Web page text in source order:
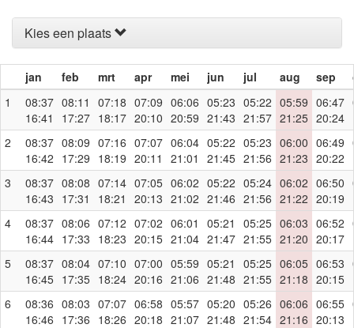
Kies een plaats
jan feb mrt apr mei jun jul aug sep
1
08:37
16:41
08:11
17:27
07:18
18:17
07:09
20:10
06:06
20:59
05:23
21:43
05:22
21:57
05:59
21:25
06:47
20:24
2
08:37
16:42
08:09
17:29
07:16
18:19
07:07
20:11
06:04
21:01
05:22
21:45
05:23
21:56
06:00
21:23
06:49
20:22
3
08:37
16:43
08:08
17:31
07:14
18:21
07:05
20:13
06:02
21:02
05:22
21:46
05:24
21:56
06:02
21:22
06:50
20:19
4
08:37
16:44
08:06
17:33
07:12
18:23
07:02
20:15
06:01
21:04
05:21
21:47
05:25
21:55
06:03
21:20
06:52
20:17
5
08:37
16:45
08:04
17:35
07:10
18:24
07:00
20:16
05:59
21:06
05:21
21:48
05:25
21:55
06:05
21:18
06:53
20:15
6
08:36
16:46
08:03
17:36
07:07
18:26
06:58
20:18
05:57
21:07
05:20
21:48
05:26
21:54
06:06
21:16
06:55
20:13